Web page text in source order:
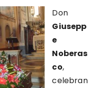
Don
Giusepp
e
Noberas
co,
celebran